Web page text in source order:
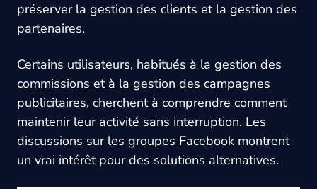
préserver la gestion des clients et la gestion des
partenaires.
Certains utilisateurs, habitués à la gestion des
commissions et à la gestion des campagnes
publicitaires, cherchent à comprendre comment
maintenir leur activité sans interruption. Les
discussions sur les groupes Facebook montrent
un vrai intérêt pour des solutions alternatives.